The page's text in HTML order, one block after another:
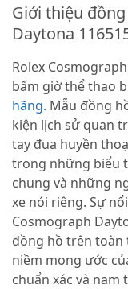
Giới thiệu
Daytona
Rolex
bấm giờ thể thao
hãng. Mẫu đồng
kiện lịch sử quan
tay đua huyền
trong những biểu
chung và những
xe nói riêng. Sự
Cosmograph
đồng hồ trên toàn
niềm mong ước
chuẩn xác và nam